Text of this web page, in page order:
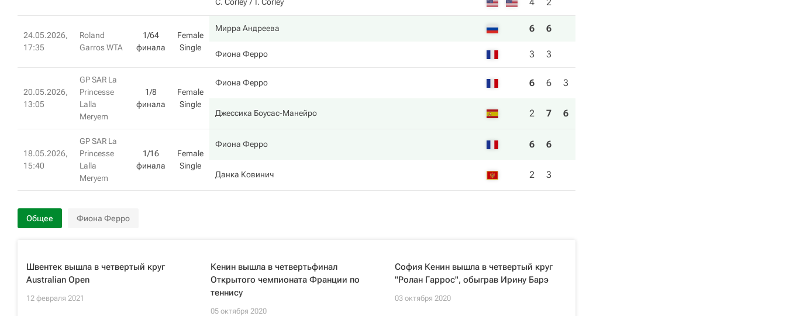
24.05.2026,
17:35
Roland
Garros WTA
1/64
финала
Female
Single
Мирра Андреева 6 6
Фиона Ферро 3 3
20.05.2026,
13:05
GP SAR La
Princesse
Lalla
Meryem
1/8
финала
Female
Single
Фиона Ферро 6 6 3
Джессика Боусас-Манейро 2 7 6
18.05.2026,
15:40
GP SAR La
Princesse
Lalla
Meryem
1/16
финала
Female
Single
Фиона Ферро 6 6
Данка Ковинич 2 3
Общее Фиона Ферро
Швентек вышла в четвертый круг
Australian Open
12 февраля 2021
Кенин вышла в четвертьфинал
Открытого чемпионата Франции по
теннису
05 октября 2020
София Кенин вышла в четвертый круг
"Ролан Гаррос", обыграв Ирину Барэ
03 октября 2020